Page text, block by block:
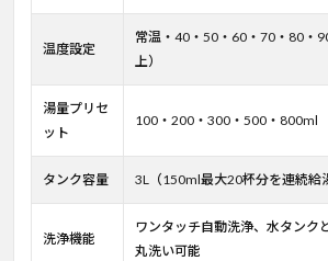
温度設定
常温・40・50・60・70・80・
上）
湯量プリセ
ット
100・200・300・500・800ml
タンク容量 3L（150ml最大20杯分を連続給
洗浄機能
ワンタッチ自動洗浄、水タンク
丸洗い可能